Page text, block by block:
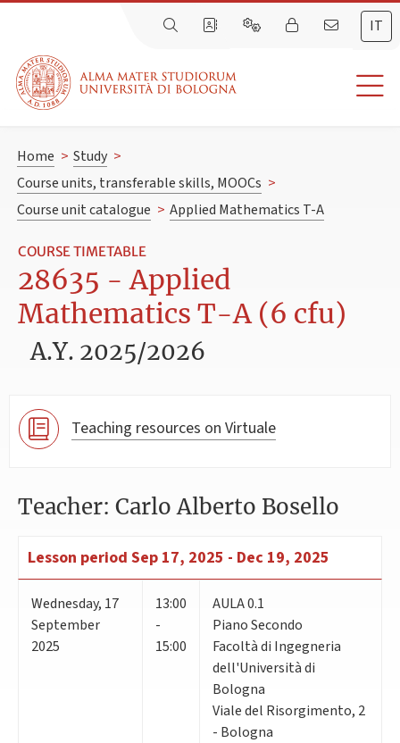
IT
Home > Study >
Course units, transferable skills, MOOCs >
Course unit catalogue > Applied Mathematics T-A
COURSE TIMETABLE
28635 - Applied
Mathematics T-A (6 cfu)
A.Y. 2025/2026
Teaching resources on Virtuale
Teacher: Carlo Alberto Bosello
Lesson period Sep 17, 2025 - Dec 19, 2025
Wednesday, 17
September
2025
13:00
-
15:00
AULA 0.1
Piano Secondo
Facoltà di Ingegneria
dell'Università di
Bologna
Viale del Risorgimento, 2
- Bologna